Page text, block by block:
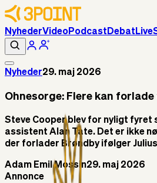
NyhederVideoPodcast Debat Live
Nyheder29. maj 2026
Ohnesorge: Flere kan
Steve Cooper blev for nyligt fyret
assistent Alan Tate. Det er ikke
der forlader Brøndby ifølger
Adam Emil Mossin29. maj 2026
Annonce